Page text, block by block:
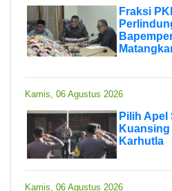
Fraksi
Kamis, 06 Agustus 2026
Pilih Apel
Karhutla
Kamis, 06 Agustus 2026